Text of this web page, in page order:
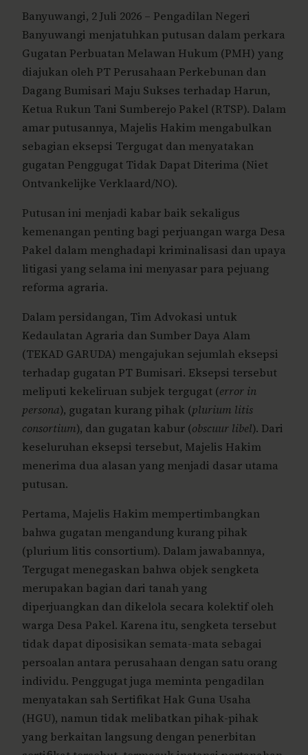
Banyuwangi, 2 Juli 2026 – Pengadilan Negeri
Banyuwangi menjatuhkan putusan dalam perkara
Gugatan Perbuatan Melawan Hukum (PMH) yang
diajukan oleh PT Perusahaan Perkebunan dan
Dagang Bumisari Maju Sukses terhadap Harun,
Ketua Rukun Tani Sumberejo Pakel (RTSP). Dalam
amar putusannya, Majelis Hakim mengabulkan
sebagian eksepsi Tergugat dan menyatakan
gugatan Penggugat Tidak Dapat Diterima (Niet
Ontvankelijke Verklaard/NO).
Putusan ini menjadi kabar baik sekaligus
kemenangan penting bagi perjuangan warga Desa
Pakel dalam menghadapi kriminalisasi dan upaya
litigasi yang selama ini menyasar para pejuang
reforma agraria.
Dalam persidangan, Tim Advokasi untuk
Kedaulatan Agraria dan Sumber Daya Alam
(TEKAD GARUDA) mengajukan sejumlah eksepsi
terhadap gugatan PT Bumisari. Eksepsi tersebut
meliputi kekeliruan subjek tergugat (error in
persona), gugatan kurang pihak (plurium litis
consortium), dan gugatan kabur (obscuur libel). Dari
keseluruhan eksepsi tersebut, Majelis Hakim
menerima dua alasan yang menjadi dasar utama
putusan.
Pertama, Majelis Hakim mempertimbangkan
bahwa gugatan mengandung kurang pihak
(plurium litis consortium). Dalam jawabannya,
Tergugat menegaskan bahwa objek sengketa
merupakan bagian dari tanah yang
diperjuangkan dan dikelola secara kolektif oleh
warga Desa Pakel. Karena itu, sengketa tersebut
tidak dapat diposisikan semata-mata sebagai
persoalan antara perusahaan dengan satu orang
individu. Penggugat juga meminta pengadilan
menyatakan sah Sertifikat Hak Guna Usaha
(HGU), namun tidak melibatkan pihak-pihak
yang berkaitan langsung dengan penerbitan